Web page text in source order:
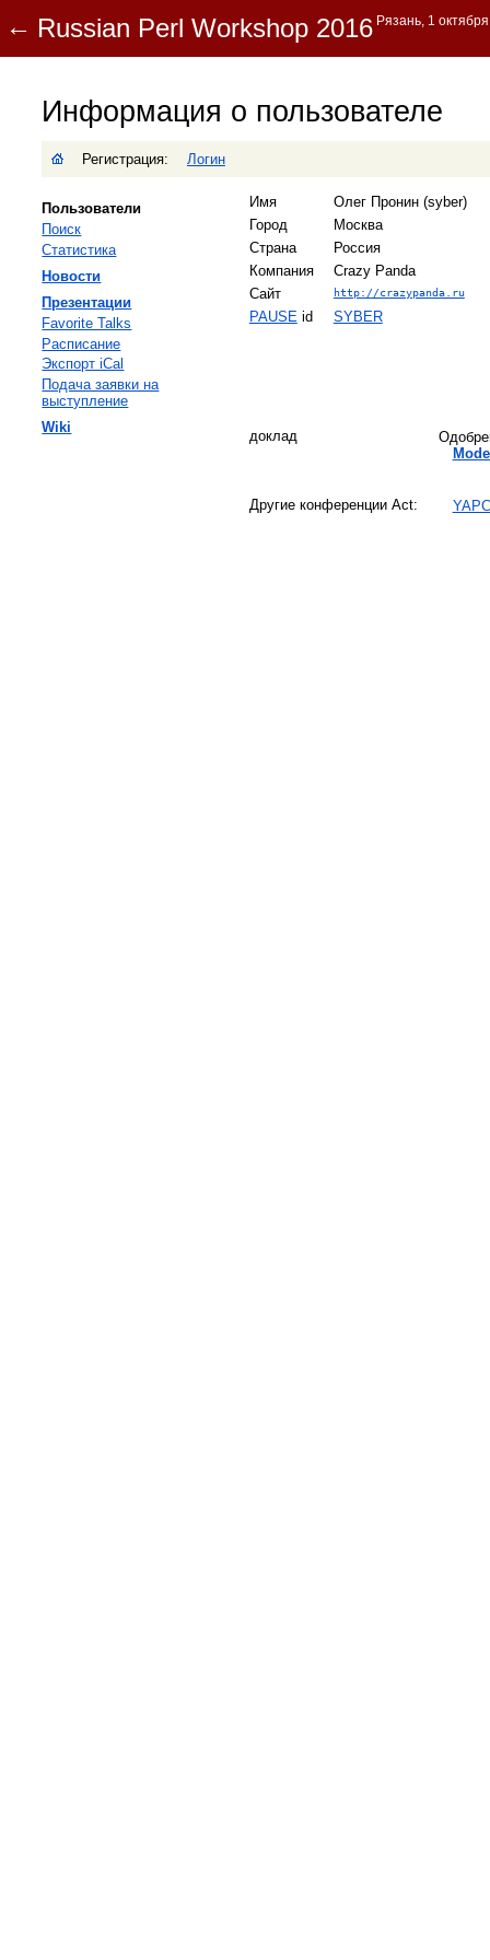
Информация о пользователе
Регистрация: Логин
Пользователи
Поиск
Статистика
Новости
Презентации
Favorite Talks
Расписание
Экспорт iCal
Подача заявки на
выступление
Wiki
Имя
Олег Пронин (‎syber‎)
Город
Москва
Страна
Россия
Компания
Crazy Panda
Сайт
http://crazypanda.ru
PAUSEid SYBER
доклад
Другие конференции Act: